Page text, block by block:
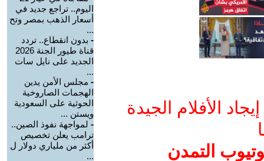
الأفلام الجيدة
التمدن
اليوم.. تراجع جديد في
أسعار الذهب بمصر وتح
...
- بدون انقطاع.. تردد
قناة طيور الجنة 2026
الجديد على نايل سات
...
- مجلس الأمن يدين
الهجمات الصاروخية
الحوثية على السعودية
ويستن ...
- لمواجهة نفوذ الصين..
ترامب يعلن تخصيص
أكثر من ملياري دولار ل
...